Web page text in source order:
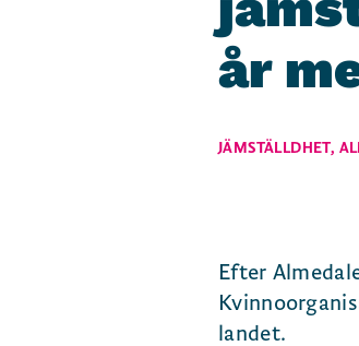
år
JÄMSTÄLLDHET,
Efter
landet.